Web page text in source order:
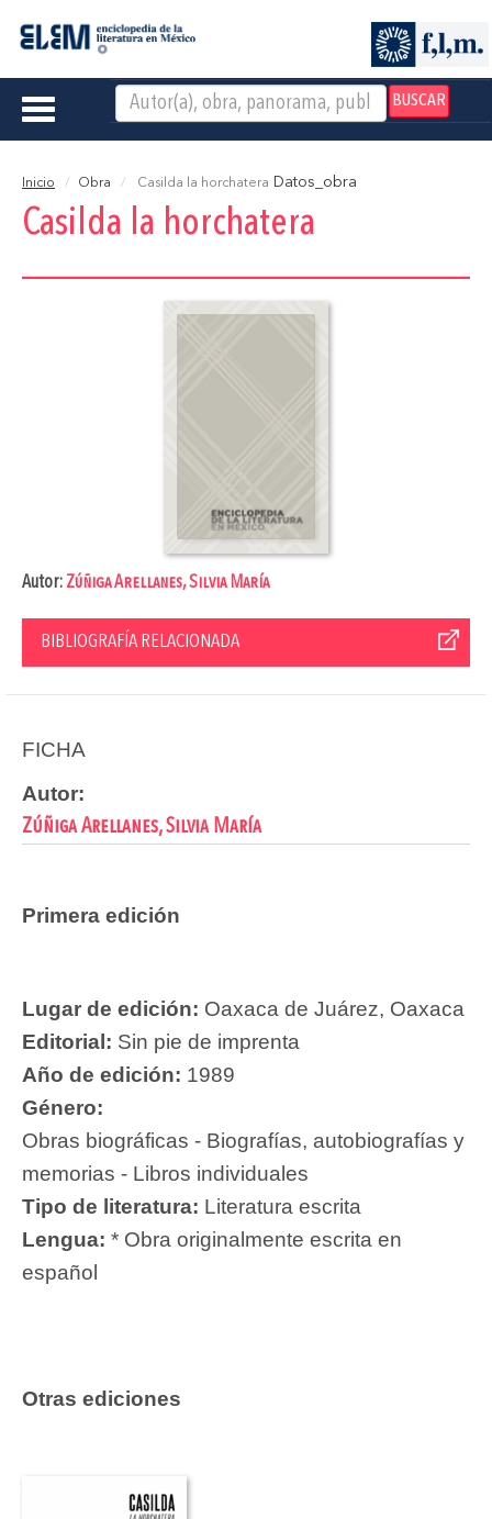
BUSCAR
Toggle
Inicio Obra Casilda la horchatera Datos_obra
Casilda la horchatera
Autor: Zúñiga Arellanes, Silvia María
BIBLIOGRAFÍA RELACIONADA
FICHA
Autor:
Zúñiga Arellanes, Silvia María
Primera edición
Lugar de edición: Oaxaca de Juárez, Oaxaca
Editorial: Sin pie de imprenta
Año de edición: 1989
Género:
Obras biográficas - Biografías, autobiografías y
memorias - Libros individuales
Tipo de literatura: Literatura escrita
Lengua: * Obra originalmente escrita en
español
Otras ediciones